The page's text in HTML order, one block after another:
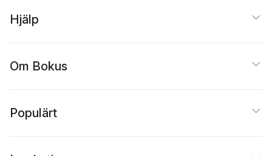
Hjälp
Om Bokus
Populärt